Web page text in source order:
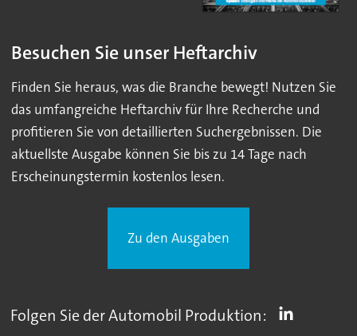
Besuchen Sie unser Heftarchiv
Finden Sie heraus, was die Branche bewegt! Nutzen Sie
das umfangreiche Heftarchiv für Ihre Recherche und
profitieren Sie von detaillierten Suchergebnissen. Die
aktuellste Ausgabe können Sie bis zu 14 Tage nach
Erscheinungstermin kostenlos lesen.
Zu den Ausgaben
Folgen Sie der Automobil Produktion: